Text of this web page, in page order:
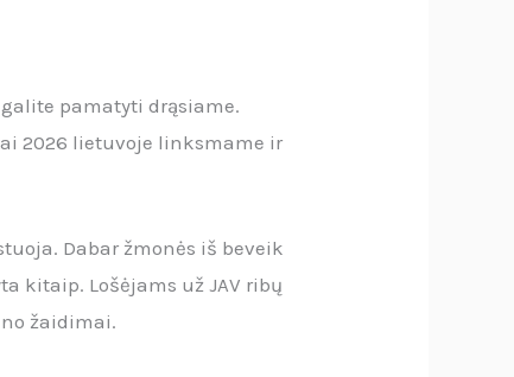
pamatyti drąsiame.
2026 lietuvoje linksmame ir
Dabar žmonės iš beveik
kitaip. Lošėjams už JAV ribų
žaidimai.